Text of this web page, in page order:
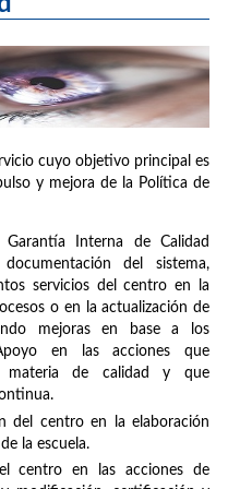
cuyo objetivo principal es
y mejora de la Política de
Interna de Calidad
del sistema,
servicios del centro en la
o en la actualización de
mejoras en base a los
en las acciones que
materia de calidad y que
del centro en la elaboración
la escuela.
centro en las acciones de